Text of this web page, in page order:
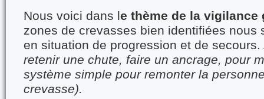
Nous voici dans le thème de la vigilance
zones de crevasses bien identifiées nous
en situation de progression et de
retenir une chute, faire un ancrage, pour
système simple pour remonter la
crevasse).